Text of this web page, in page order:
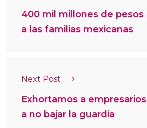
400 mil millones de pesos
a las familias mexicanas
Next Post
Exhortamos a
a no bajar la guardia